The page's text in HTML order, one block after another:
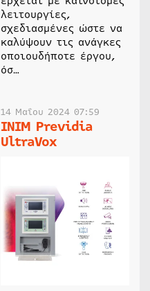
λειτουργίες,
σχεδιασμένες ώστε να
καλύψουν τις ανάγκες
οποιουδήποτε έργου,
όσ…
14 Μαΐου 2024 07:59
INIM Previdia
UltraVox